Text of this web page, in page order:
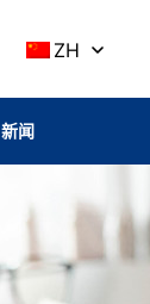
ZH
新闻